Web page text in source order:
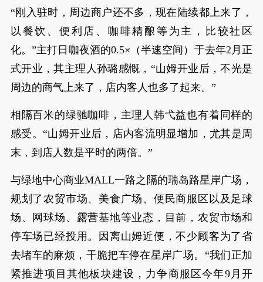
“刚入驻时，周边商户还不多，现在陆续都上来了，
以餐饮、便利店、咖啡精酿等为主，比较社区
化。”主打日咖夜酒的0.5×（半速空间）于去年2月正
式开业，其主理人孙璐感慨，“山姆开业后，不光是
周边的商气上来了，店内客人也多了起来。”
相隔百米的绿驰咖啡，主理人韩弋益也有着同样的
感受。“山姆开业后，店内客流明显增加，尤其是周
末，到店人数是平时的两倍。”
与绿地中心商业MALL一路之隔的瑞岛路星岸广场，
规划了农贸市场、美食广场、便民商服区以及足球
场、网球场、露营基地等业态，目前，农贸市场和
停车场已经投用。因离山姆近便，不少顾客为了省
去堵车的麻烦，干脆把车停在星岸广场。“我们正加
紧推进项目其他板块建设，力争商服区今年9月开